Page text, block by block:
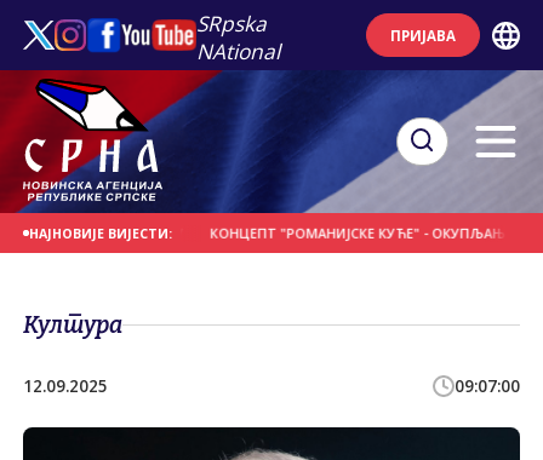
SRpska
NAtional
ПРИЈАВА
НАЈНОВИЈЕ ВИЈЕСТИ:
ЗЕЈТИНЛИКУ КОНЦЕПТ "РОМАНИЈСКЕ КУЋЕ" - ОКУПЉАЊЕ
Култура
12.09.2025 09:07:00